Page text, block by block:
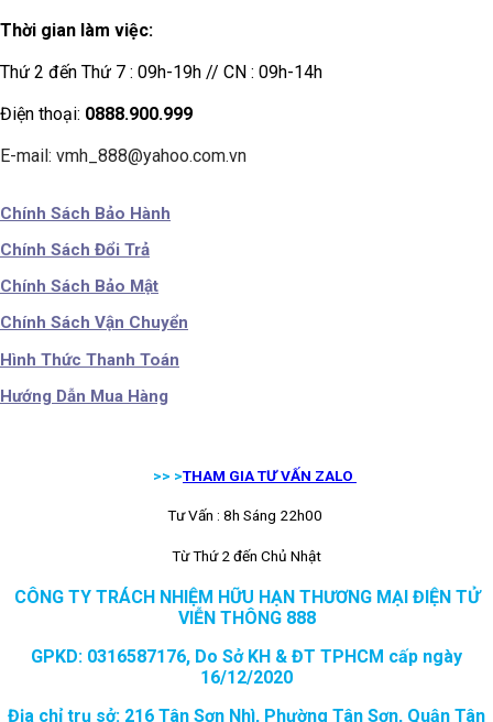
Thời gian làm việc:
Thứ 2 đến Thứ 7 : 09h-19h // CN : 09h-14h
Điện thoại: 0888.900.999
E-mail: vmh_888@yahoo.com.vn
Chính Sách Bảo Hành
Chính Sách Đổi Trả
Chính Sách Bảo Mật
Chính Sách Vận Chuyển
Hình Thức Thanh Toán
Hướng Dẫn Mua Hàng
>> >THAM GIA TƯ VẤN ZALO
Tư Vấn : 8h Sáng 22h00
Từ Thứ 2 đến Chủ Nhật
CÔNG TY TRÁCH NHIỆM HỮU HẠN THƯƠNG MẠI ĐIỆN TỬ
VIỄN THÔNG 888
GPKD: 0316587176, Do Sở KH & ĐT TPHCM cấp ngày
16/12/2020
Địa chỉ trụ sở: 216 Tân Sơn Nhì, Phường Tân Sơn, Quận Tân